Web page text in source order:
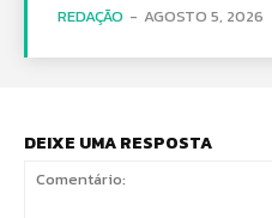
REDAÇÃO - AGOSTO 5, 2026
DEIXE UMA RESPOSTA